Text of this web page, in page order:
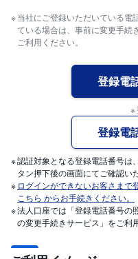
取
引
所
店
頭
C
F
D
S
当社にご登録いただいている電
ている場合は、事前に変更手続
ご利用ください。
登録電
登録電
認証対象となる登録電話番号は
タン押下後の画面にてご確認い
ログインができないお客さまで
こちら からお手続きください。
法人口座では「登録電話番号の
の変更手続きサービス」をご利